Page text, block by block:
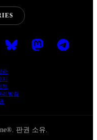
관
지
책
리방침
판권 소유.